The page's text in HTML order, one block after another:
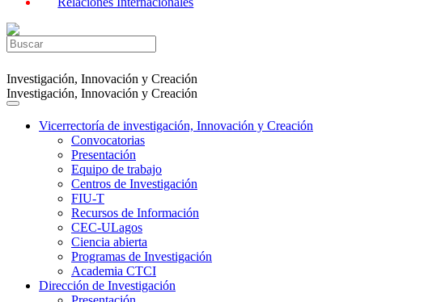
Investigación, Innovación y Creación
Investigación, Innovación y Creación
Vicerrectoría de investigación, Innovación y Creación
Convocatorias
Presentación
Equipo de trabajo
Centros de Investigación
FIU-T
Recursos de Información
CEC-ULagos
Ciencia abierta
Programas de Investigación
Academia CTCI
Dirección de Investigación